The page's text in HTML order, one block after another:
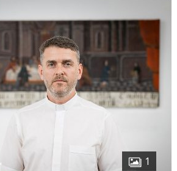
1